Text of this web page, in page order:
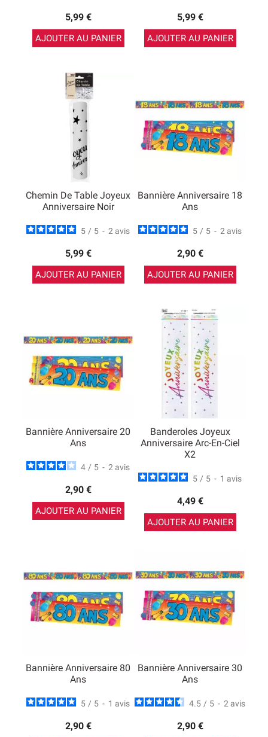
5,99 €
AJOUTER AU PANIER
5,99 €
AJOUTER AU PANIER
Chemin De Table Joyeux
Anniversaire Noir
5 / 5 - 2 avis
5,99 €
AJOUTER AU PANIER
Bannière Anniversaire 18
Ans
5 / 5 - 2 avis
2,90 €
AJOUTER AU PANIER
Bannière Anniversaire 20
Ans
4 / 5 - 2 avis
2,90 €
AJOUTER AU PANIER
Banderoles Joyeux
Anniversaire Arc-En-Ciel
X2
5 / 5 - 1 avis
4,49 €
AJOUTER AU PANIER
Bannière Anniversaire 80
Ans
5 / 5 - 1 avis
2,90 €
Bannière Anniversaire 30
Ans
4.5 / 5 - 2 avis
2,90 €